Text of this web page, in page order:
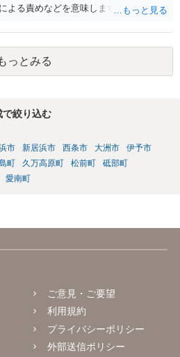
よる責めなどを意味します。 道義的責
を果たさないことで、他人からの信用
一般的にはそのような事実上の不利益
っとみる
絞り込む
市 新居浜市 西条市 大洲市
伊予市
町 久万高原町 松前町
砥部町
愛南町
ご意見・ご要望
利用規約
プライバシーポリシー
外部送信ポリシー